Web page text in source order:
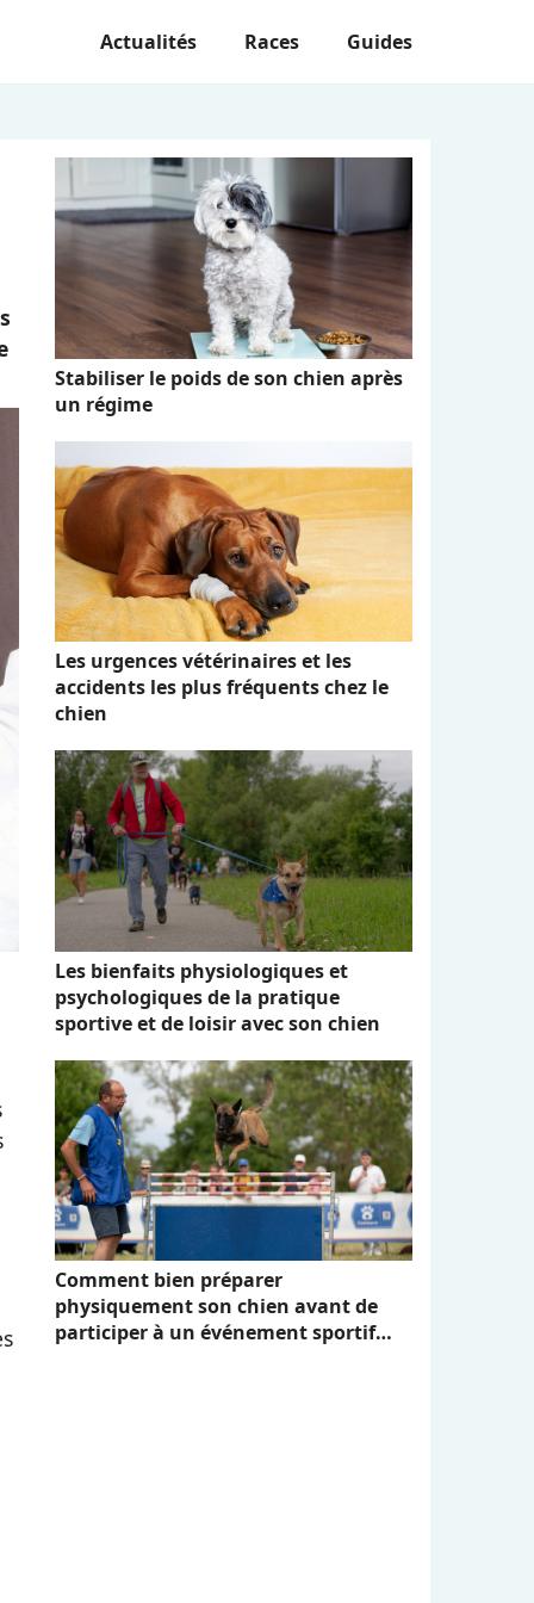
Actualités Races Guides
Stabiliser le poids de son chien après
un régime
Les urgences vétérinaires et les
accidents les plus fréquents chez le
chien
Les bienfaits physiologiques et
psychologiques de la pratique
sportive et de loisir avec son chien
Comment bien préparer
physiquement son chien avant de
participer à un événement sportif